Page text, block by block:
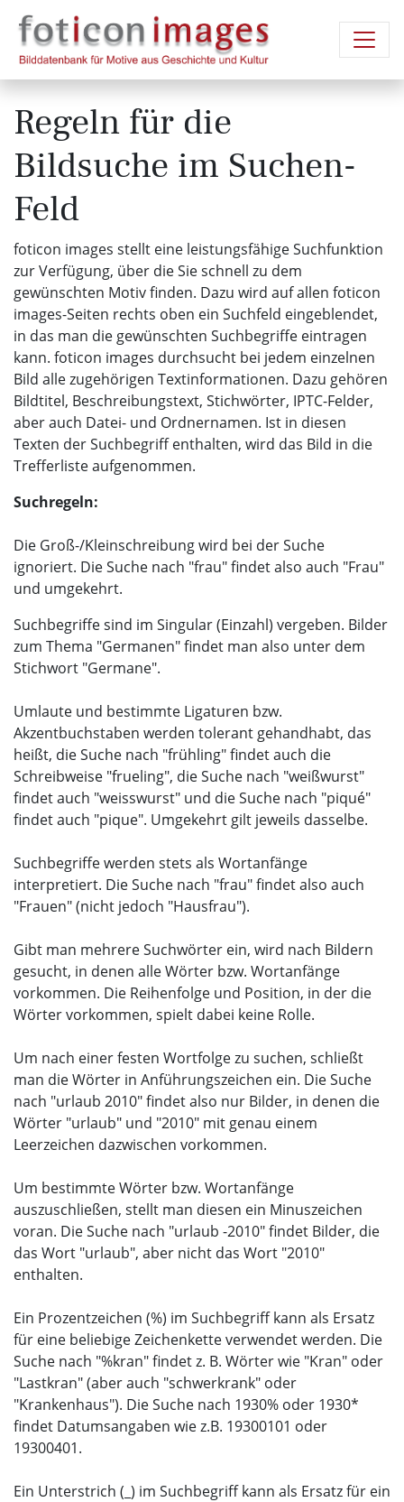
Regeln für die
Bildsuche im Suchen-
Feld
foticon images stellt eine leistungsfähige Suchfunktion
zur Verfügung, über die Sie schnell zu dem
gewünschten Motiv finden. Dazu wird auf allen foticon
images-Seiten rechts oben ein Suchfeld eingeblendet,
in das man die gewünschten Suchbegriffe eintragen
kann. foticon images durchsucht bei jedem einzelnen
Bild alle zugehörigen Textinformationen. Dazu gehören
Bildtitel, Beschreibungstext, Stichwörter, IPTC-Felder,
aber auch Datei- und Ordnernamen. Ist in diesen
Texten der Suchbegriff enthalten, wird das Bild in die
Trefferliste aufgenommen.
Suchregeln:
Die Groß-/Kleinschreibung wird bei der Suche
ignoriert. Die Suche nach "frau" findet also auch "Frau"
und umgekehrt.
Suchbegriffe sind im Singular (Einzahl) vergeben. Bilder
zum Thema "Germanen" findet man also unter dem
Stichwort "Germane".
Umlaute und bestimmte Ligaturen bzw.
Akzentbuchstaben werden tolerant gehandhabt, das
heißt, die Suche nach "frühling" findet auch die
Schreibweise "frueling", die Suche nach "weißwurst"
findet auch "weisswurst" und die Suche nach "piqué"
findet auch "pique". Umgekehrt gilt jeweils dasselbe.
Suchbegriffe werden stets als Wortanfänge
interpretiert. Die Suche nach "frau" findet also auch
"Frauen" (nicht jedoch "Hausfrau").
Gibt man mehrere Suchwörter ein, wird nach Bildern
gesucht, in denen alle Wörter bzw. Wortanfänge
vorkommen. Die Reihenfolge und Position, in der die
Wörter vorkommen, spielt dabei keine Rolle.
Um nach einer festen Wortfolge zu suchen, schließt
man die Wörter in Anführungszeichen ein. Die Suche
nach "urlaub 2010" findet also nur Bilder, in denen die
Wörter "urlaub" und "2010" mit genau einem
Leerzeichen dazwischen vorkommen.
Um bestimmte Wörter bzw. Wortanfänge
auszuschließen, stellt man diesen ein Minuszeichen
voran. Die Suche nach "urlaub -2010" findet Bilder, die
das Wort "urlaub", aber nicht das Wort "2010"
enthalten.
Ein Prozentzeichen (%) im Suchbegriff kann als Ersatz
für eine beliebige Zeichenkette verwendet werden. Die
Suche nach "%kran" findet z. B. Wörter wie "Kran" oder
"Lastkran" (aber auch "schwerkrank" oder
"Krankenhaus"). Die Suche nach 1930% oder 1930*
findet Datumsangaben wie z.B. 19300101 oder
19300401.
Ein Unterstrich (_) im Suchbegriff kann als Ersatz für ein